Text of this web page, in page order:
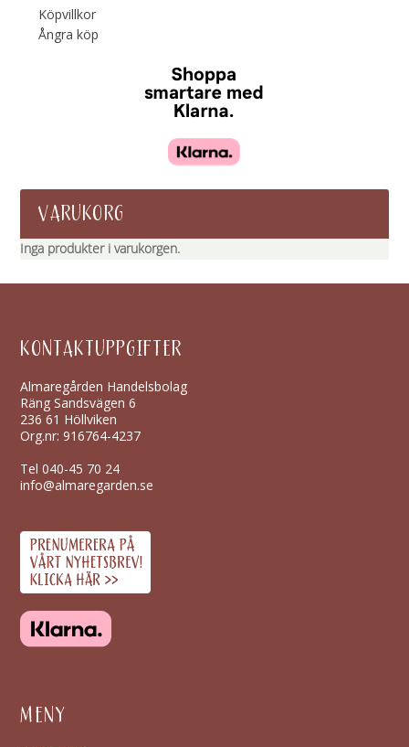
Köpvillkor
Ångra köp
VARUKORG
Inga produkter i varukorgen.
KONTAKTUPPGIFTER
Almaregården Handelsbolag
Räng Sandsvägen 6
236 61 Höllviken
Org.nr: 916764-4237
Tel040-45 70 24
info@almaregarden.se
MENY